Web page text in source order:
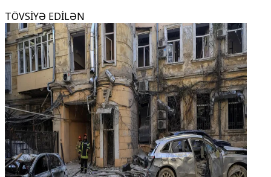
TÖVSİYƏ EDİLƏN